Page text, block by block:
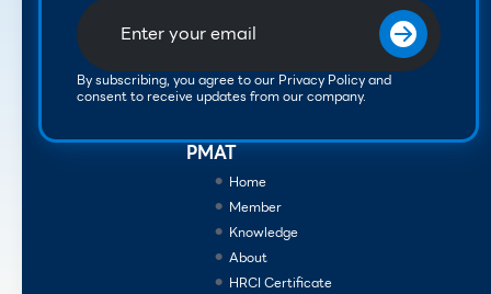
By subscribing, you agree to our Privacy Policy and
consent to receive updates from our company.
PMAT
Home
Member
Knowledge
About
HRCI Certificate